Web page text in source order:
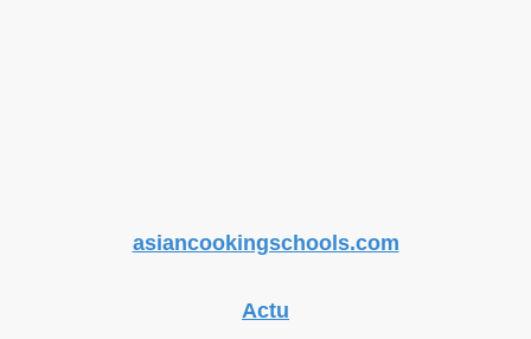
asiancookingschools.com
Actu